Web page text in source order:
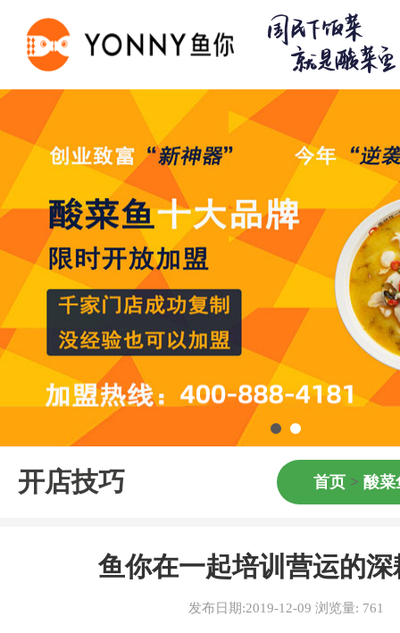
开店技巧 首页 > 酸菜
鱼你在一起培训营运的深
发布日期:2019-12-09 浏览量: 761